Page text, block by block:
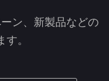
ン、新製品などの
。